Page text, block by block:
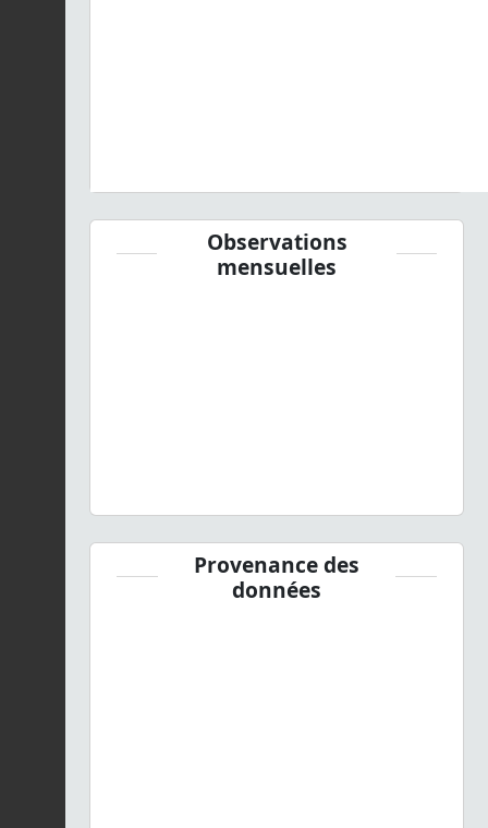
Observations
mensuelles
Provenance des
données